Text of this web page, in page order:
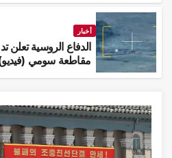
أخبار
الدفاع الروسية تعلن تدمير
مقاطعة سومي (فيديو)